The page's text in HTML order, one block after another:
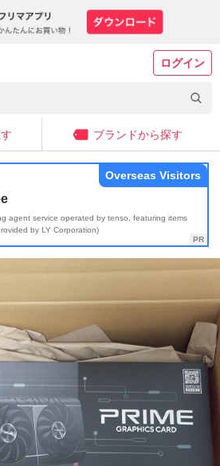
ログイン
ブランドから探す
agent service operated by tenso, featuring items
by LY Corporation)
Overseas Visitors